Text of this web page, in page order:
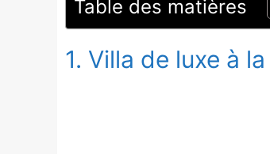
Table des matières
1. Villa de luxe à